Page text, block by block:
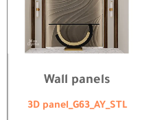
Wall panels
3D panel_G63_AY_STL